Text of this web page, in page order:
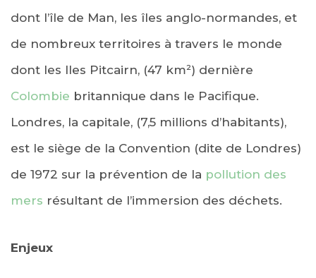
dont l’île de Man, les îles anglo-normandes, et
de nombreux territoires à travers le monde
dont les Iles Pitcairn, (47 km²) dernière
Colombie britannique dans le Pacifique.
Londres, la capitale, (7,5 millions d’habitants),
est le siège de la Convention (dite de Londres)
de 1972 sur la prévention de la pollution des
mers résultant de l’immersion des déchets.
Enjeux